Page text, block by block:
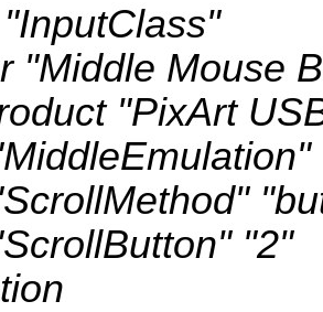
"Middle Mouse
"PixArt
"2"